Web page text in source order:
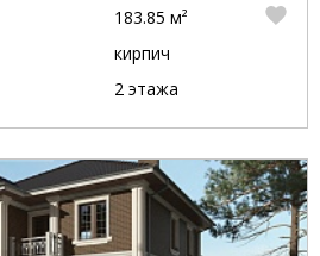
183.85 м²
кирпич
2 этажа